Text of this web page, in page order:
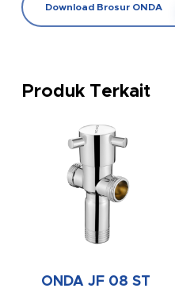
Download Brosur ONDA
Produk Terkait
ONDA JF 08 ST